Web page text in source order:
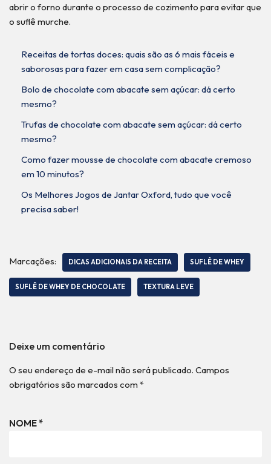
abrir o forno durante o processo de cozimento para evitar que
o suflê murche.
Receitas de tortas doces: quais são as 6 mais fáceis e
saborosas para fazer em casa sem complicação?
Bolo de chocolate com abacate sem açúcar: dá certo
mesmo?
Trufas de chocolate com abacate sem açúcar: dá certo
mesmo?
Como fazer mousse de chocolate com abacate cremoso
em 10 minutos?
Os Melhores Jogos de Jantar Oxford, tudo que você
precisa saber!
Marcações: DICAS ADICIONAIS DA RECEITA SUFLÊ DE WHEY
SUFLÊ DE WHEY DE CHOCOLATE TEXTURA LEVE
Deixe um comentário
O seu endereço de e-mail não será publicado. Campos
obrigatórios são marcados com *
NOME*